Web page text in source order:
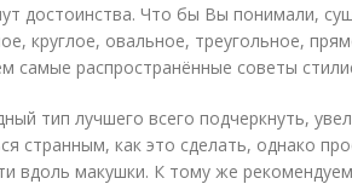
достоинства. Что бы Вы понимали,
круглое, овальное, треугольное,
самые распространённые советы
тип лучшего всего подчеркнуть,
странным, как это сделать, однако
вдоль макушки. К тому же